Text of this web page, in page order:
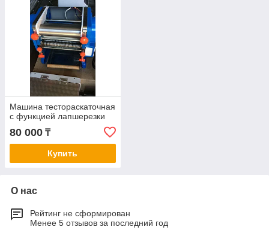
Машина тестораскаточная
с функцией лапшерезки
80 000 ₸
Купить
О нас
Рейтинг не сформирован
Менее 5 отзывов за последний год